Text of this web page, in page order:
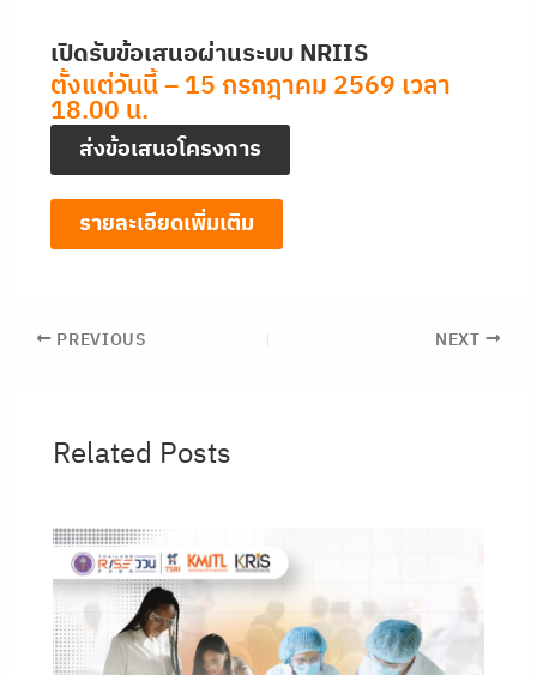
เปิดรับข้อเสนอผ่านระบบ NRIIS
ตั้งแต่วันนี้ – 15 กรกฎาคม 2569 เวลา
18.00 น.
ส่งข้อเสนอโครงการ
รายละเอียดเพิ่มเติม
PREVIOUS NEXT
Related Posts